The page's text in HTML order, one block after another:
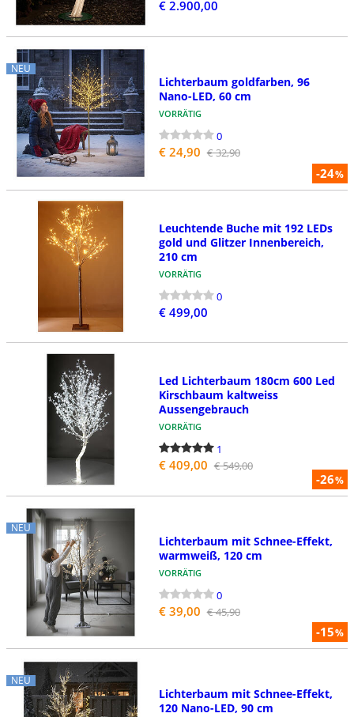
€ 2.900,00
NEU
-24%
Lichterbaum goldfarben, 96
Nano-LED, 60 cm
VORRÄTIG
0
€ 24,90 € 32,90
Leuchtende Buche mit 192 LEDs
gold und Glitzer Innenbereich,
210 cm
VORRÄTIG
0
€ 499,00
-26%
Led Lichterbaum 180cm 600 Led
Kirschbaum kaltweiss
Aussengebrauch
VORRÄTIG
1
€ 409,00 € 549,00
NEU
-15%
Lichterbaum mit Schnee-Effekt,
warmweiß, 120 cm
VORRÄTIG
0
€ 39,00 € 45,90
NEU
Lichterbaum mit Schnee-Effekt,
120 Nano-LED, 90 cm